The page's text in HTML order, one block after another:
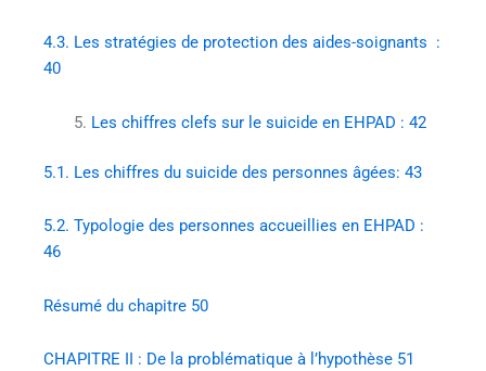
4.3. Les stratégies de protection des aides-soignants :
40
Les chiffres clefs sur le suicide en EHPAD : 42
5.1. Les chiffres du suicide des personnes âgées: 43
5.2. Typologie des personnes accueillies en EHPAD :
46
Résumé du chapitre 50
CHAPITRE II : De la problématique à l’hypothèse 51